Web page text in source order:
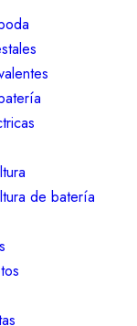
de batería